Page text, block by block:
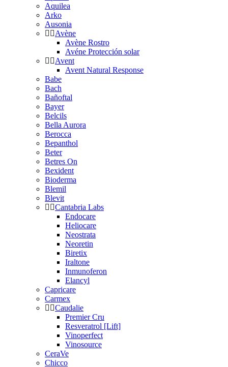
Aquilea
Arko
Ausonia
Avène
Avène Rostro
Avéne Protección solar
Avent
Avent Natural Response
Babe
Bach
Bañoftal
Bayer
Belcils
Bella Aurora
Berocca
Bepanthol
Beter
Betres On
Bexident
Bioderma
Blemil
Blevit
Cantabria Labs
Endocare
Heliocare
Neostrata
Neoretin
Biretix
Iraltone
Inmunoferon
Elancyl
Capricare
Carmex
Caudalie
Premier Cru
Resveratrol [Lift]
Vinoperfect
Vinosource
CeraVe
Chicco